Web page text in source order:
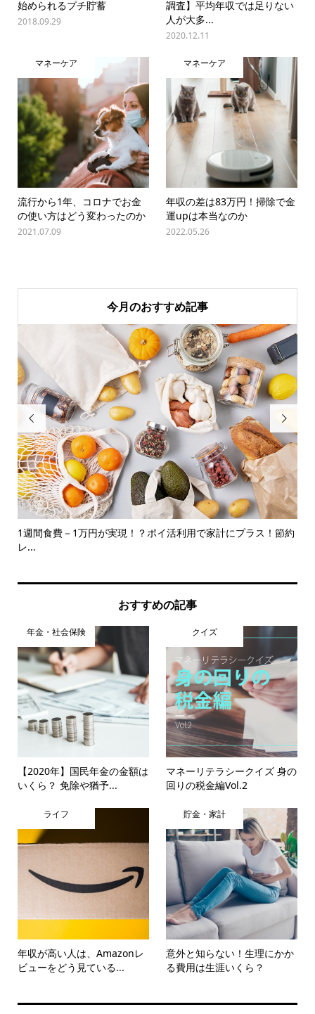
始められるプチ貯蓄
2018.09.29
調査】平均年収では足りない
人が大多...
2020.12.11
マネーケア
流行から1年、コロナでお金
の使い方はどう変わったのか
2021.07.09
マネーケア
年収の差は83万円！掃除で金
運upは本当なのか
2022.05.26
今月のおすすめ記事

1週間食費－1万円が実現！？ポイ活利用で家計にプラス！節約
レ...

おすすめの記事
年金・社会保険
【2020年】国民年金の金額は
いくら？ 免除や猶予...
クイズ
マネーリテラシークイズ 身の
回りの税金編Vol.2
ライフ
年収が高い人は、Amazonレ
ビューをどう見ている...
貯金・家計
意外と知らない！生理にかか
る費用は生涯いくら？